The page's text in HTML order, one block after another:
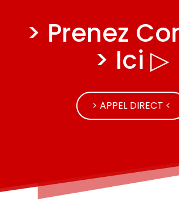
> Prenez
> Ici ▷
> APPEL DIRECT <